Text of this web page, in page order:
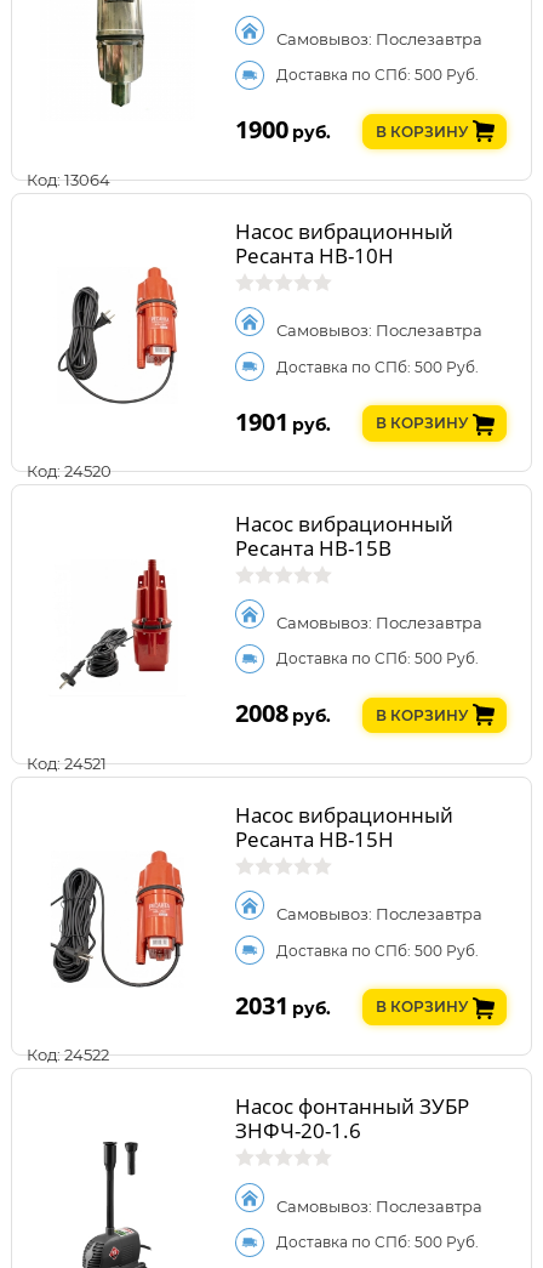
Код: 13064
Самовывоз: Послезавтра
Доставка по СПб: 500 Руб.
1900 руб. В КОРЗИНУ
Код: 24520
Насос вибрационный
Ресанта НВ-10Н
Самовывоз: Послезавтра
Доставка по СПб: 500 Руб.
1901 руб. В КОРЗИНУ
Код: 24521
Насос вибрационный
Ресанта НВ-15В
Самовывоз: Послезавтра
Доставка по СПб: 500 Руб.
2008 руб. В КОРЗИНУ
Код: 24522
Насос вибрационный
Ресанта НВ-15Н
Самовывоз: Послезавтра
Доставка по СПб: 500 Руб.
2031 руб. В КОРЗИНУ
Насос фонтанный ЗУБР
ЗНФЧ-20-1.6
Самовывоз: Послезавтра
Доставка по СПб: 500 Руб.